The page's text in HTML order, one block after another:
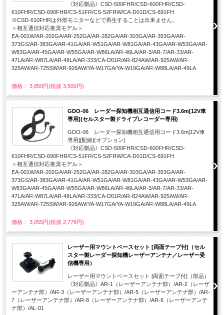
《対応製品》CSD-500FHR/CSD-600FHR/CSD-
610FHR/CSD-690FHR/CS-51FR/CS-52FRW/CA-D01D/CS-691FH
※CSD-610FHRは外部モニターなどで再生することは出来ません。
＜相互通信対応推奨モデル＞
EA-001W/AR-202GA/AR-252GA/AR-282GA/AR-303GA/AR-353GA/AR-
373GS/AR-383GA/AR-41GA/AR-W51GA/AR-W81GA/AR-43GA/AR-W53GA/AR-
W83GA/AR-45GA/AR-W55GA/AR-W86LA/AR-46LA/AR-3/AR-7/AR-33/AR-
47LA/AR-W87LA/AR-48LA/AR-333/CA-D01R/AR-824AW/AR-925AW/AR-
325AW/AR-725SW/AR-926AW/YA-W17GA/YA-W19GA/AR-W88LA/AR-49LA
価格： 3,850円(税抜 3,500円)
GDO-06 レーダー探知機相互通信用コード3.6m[12V車
専用](セルスター製ドライブレコーダー専用)
GDO-06 レーダー探知機相互通信用コード3.6m[12V車
専用][配線](オプション)
《対応製品》CSD-500FHR/CSD-600FHR/CSD-
610FHR/CSD-690FHR/CS-51FR/CS-52FRW/CA-D01D/CS-691FH
＜相互通信対応推奨モデル＞
EA-001W/AR-202GA/AR-252GA/AR-282GA/AR-303GA/AR-353GA/AR-
373GS/AR-383GA/AR-41GA/AR-W51GA/AR-W81GA/AR-43GA/AR-W53GA/AR-
W83GA/AR-45GA/AR-W55GA/AR-W86LA/AR-46LA/AR-3/AR-7/AR-33/AR-
47LA/AR-W87LA/AR-48LA/AR-333/CA-D01R/AR-824AW/AR-925AW/AR-
325AW/AR-725SW/AR-926AW/YA-W17GA/YA-W19GA/AR-W88LA/AR-49LA
価格： 3,055円(税抜 2,778円)
レーザー用マウントベースセット [両面テープ付]（セル
スター製レーダー探知機レーザーアンテナ／レーザー受
信機専用）
レーザー用マウントベースセット [両面テープ付]（部品）
《対応製品》AR-1（レーザーアンテナ部）/AR-2（レーザ
ーアンテナ部）/AR-3（レーザーアンテナ部）/AR-5（レーザーアンテナ部）/AR-
7（レーザーアンテナ部）/AR-8（レーザーアンテナ部）/AR-6（レーザーアンテ
ナ部）/AL-01